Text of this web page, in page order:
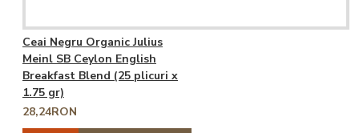
Ceai Negru Organic Julius
Meinl SB Ceylon English
Breakfast Blend (25 plicuri x
1.75 gr)
28,24RON